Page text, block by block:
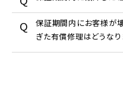
保証期間内にお客様が
ぎた有償修理はどうなり